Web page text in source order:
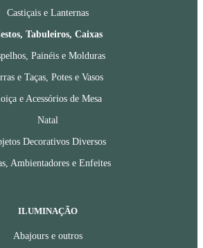
Castiçais e Lanternas
Tabuleiros, Caixas
Painéis e Molduras
e Taças, Potes e Vasos
e Acessórios de Mesa
Natal
Decorativos Diversos
Ambientadores e Enfeites
ILUMINAÇÃO
Abajours e outros